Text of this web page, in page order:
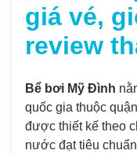
giá vé,
review
Bể bơi Mỹ Đình
quốc gia thuộc
được thiết kế theo
nước đạt tiêu